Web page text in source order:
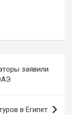
заявили
в Египет